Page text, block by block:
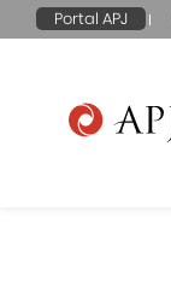
Portal APJ